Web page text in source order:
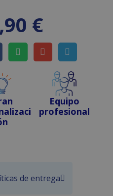
€
Equipo
profesional
de entrega